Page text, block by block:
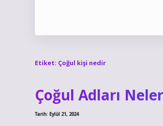
Etiket: Çoğul kişi nedir
Çoğul Adları
Tarih: Eylül 21, 2024